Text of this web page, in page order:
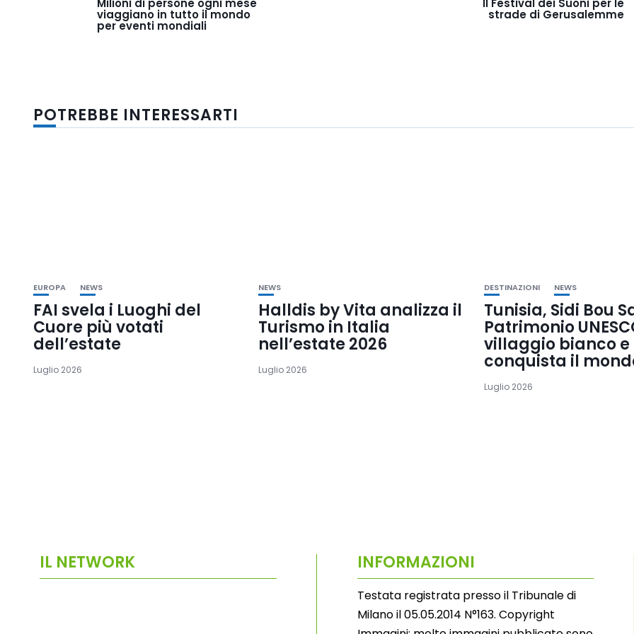
Milioni di persone ogni mese
viaggiano in tutto il mondo
per eventi mondiali
II Festival dei Suoni per le
strade di Gerusalemme
POTREBBE INTERESSARTI
EUROPA NEWS
FAI svela i Luoghi del
Cuore più votati
dell’estate
Luglio 2026
NEWS
Halldis by Vita analizza il
Turismo in Italia
nell’estate 2026
Luglio 2026
DESTINAZIONI NEWS
Tunisia, Sidi Bou
Patrimonio
villaggio bianco e
conquista il
Luglio 2026
IL NETWORK INFORMAZIONI
Testata registrata presso il Tribunale di
Milano il 05.05.2014 N°163. Copyright